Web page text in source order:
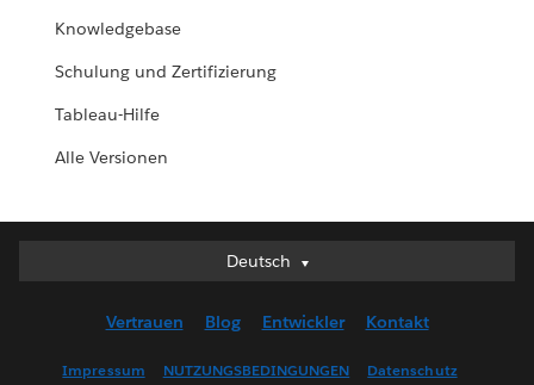
Knowledgebase
Schulung und Zertifizierung
Tableau-Hilfe
Alle Versionen
Deutsch
Deutsch
English (US)
Vertrauen Blog Entwickler Kontakt
Impressum NUTZUNGSBEDINGUNGEN Datenschutz